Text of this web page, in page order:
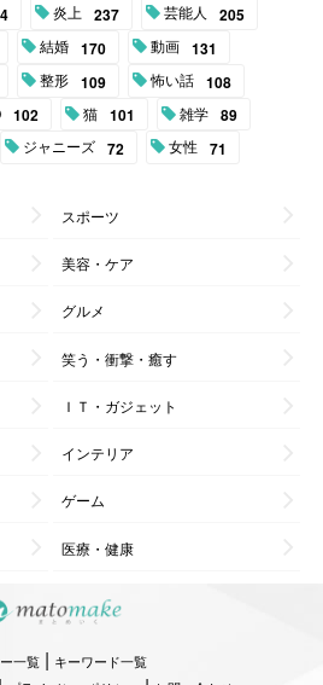
炎上 237 芸能人 205
結婚 170 動画 131
整形 109 怖い話 108
102 猫 101 雑学 89
ジャニーズ 72 女性 71
スポーツ
美容・ケア
グルメ
笑う・衝撃・癒す
ＩＴ・ガジェット
インテリア
ゲーム
医療・健康
一覧| キーワード一覧